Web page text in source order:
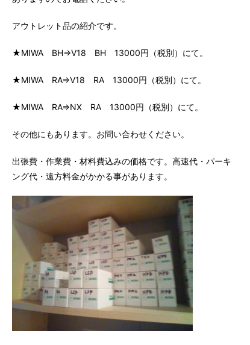
アウトレット品の紹介です。
★MIWA BH⇒V18 BH 13000円（税別）にて。
★MIWA RA⇒V18 RA 13000円（税別）にて。
★MIWA RA⇒NX RA 13000円（税別）にて。
その他にもあります。お問い合わせください。
出張費・作業費・材料費込みの価格です。高速代・パーキ
ング代・遠方料金がかかる事があります。